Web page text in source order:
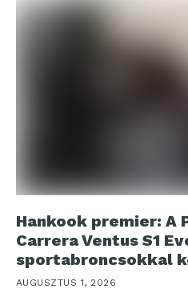
Hankook premier: A
Carrera Ventus S1
sportabroncsokkal
AUGUSZTUS 1, 2026